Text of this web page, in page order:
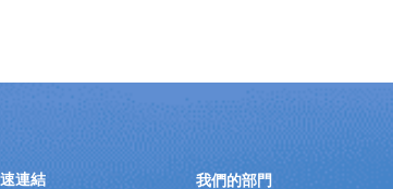
連結 我們的部門